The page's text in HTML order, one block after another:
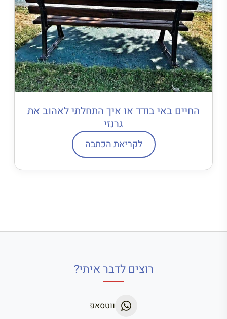
החיים באי בודד או איך התחלתי לאהוב את
גרנזי
לקריאת הכתבה
רוצים לדבר איתי?
ווטסאפ